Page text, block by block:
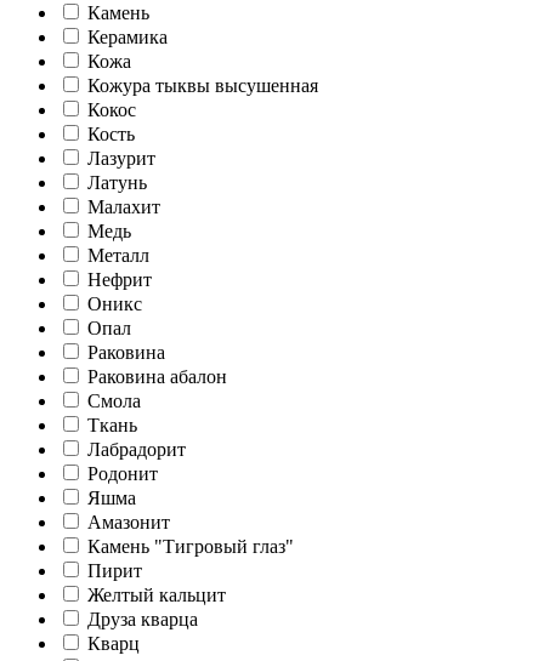
Камень
Керамика
Кожа
Кожура тыквы высушенная
Кокос
Кость
Лазурит
Латунь
Малахит
Медь
Металл
Нефрит
Оникс
Опал
Раковина
Раковина абалон
Смола
Ткань
Лабрадорит
Родонит
Яшма
Амазонит
Камень "Тигровый глаз"
Пирит
Желтый кальцит
Друза кварца
Кварц